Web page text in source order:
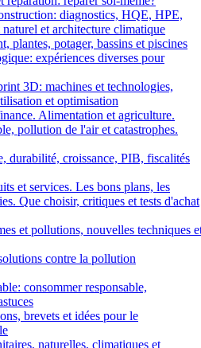
diagnostics, HQE, HPE,
et architecture climatique
plantes, potager, bassins et piscines
expériences diverses pour
3D: machines et technologies,
et optimisation
Alimentation et agriculture.
pollution de l'air et catastrophes.
durabilité, croissance, PIB, fiscalités
et services. Les bons plans, les
Que choisir, critiques et tests d'achat
et pollutions, nouvelles techniques
contre la pollution
consommer responsable,
brevets et idées pour le
naturelles, climatiques et